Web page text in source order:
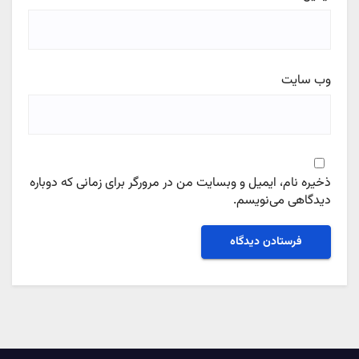
وب‌ سایت
ذخیره نام، ایمیل و وبسایت من در مرورگر برای زمانی که دوباره
دیدگاهی می‌نویسم.